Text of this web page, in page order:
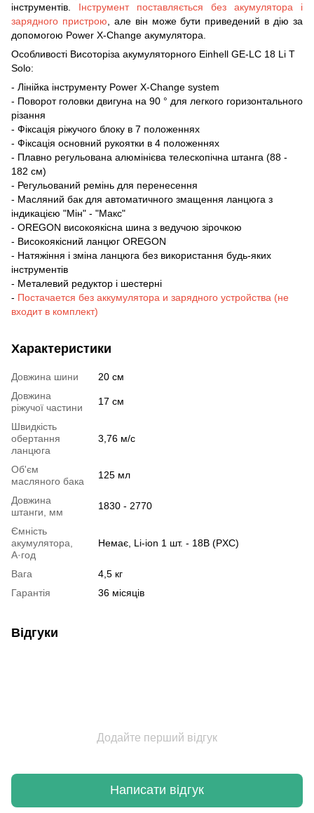
інструментів. Інструмент поставляється без акумулятора і
зарядного пристрою , але він може бути приведений в дію за
допомогою Power X-Change акумулятора.
Особливості Висоторіза акумуляторного Einhell GE-LC 18 Li T
Solo:
- Лінійка інструменту Power X-Change system
- Поворот головки двигуна на 90 ° для легкого горизонтального
різання
- Фіксація ріжучого блоку в 7 положеннях
- Фіксація основний рукоятки в 4 положеннях
- Плавно регульована алюмінієва телескопічна штанга (88 -
182 см)
- Регульований ремінь для перенесення
- Масляний бак для автоматичного змащення ланцюга з
індикацією "Мін" - "Макс"
- OREGON високоякісна шина з ведучою зірочкою
- Високоякісний ланцюг OREGON
- Натяжіння і зміна ланцюга без використання будь-яких
інструментів
- Металевий редуктор і шестерні
- Постачается без аккумулятора и зарядного устройства (не
входит в комплект)
Характеристики
Довжина шини
20 см
Довжина
ріжучої частини
17 см
Швидкість
обертання
ланцюга
3,76 м/с
Об'єм
масляного бака
125 мл
Довжина
штанги, мм
1830 - 2770
Ємність
акумулятора,
А·год
Немає, Li-ion 1 шт. - 18В (PXC)
Вага
4,5 кг
Гарантія
36 місяців
Відгуки
Додайте перший відгук
Написати відгук